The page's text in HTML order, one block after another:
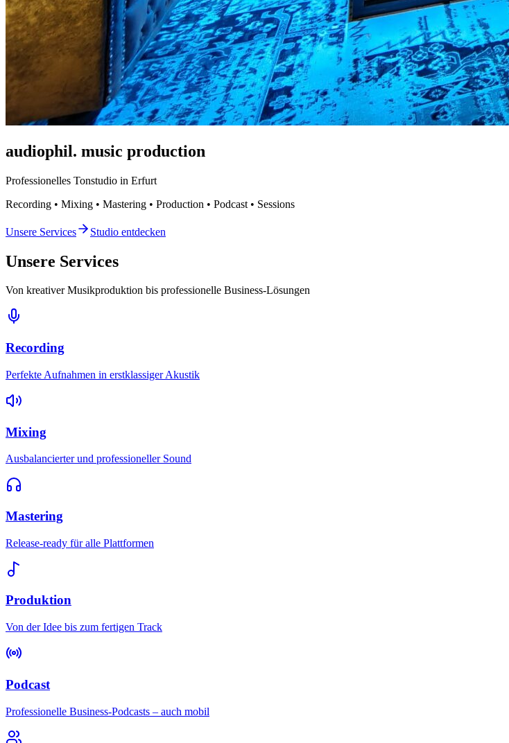
audiophil. music production
Professionelles Tonstudio in Erfurt
Recording • Mixing • Mastering • Production • Podcast • Sessions
Unsere Services Studio entdecken
Unsere Services
Von kreativer Musikproduktion bis professionelle Business-Lösungen
Recording
Perfekte Aufnahmen in erstklassiger Akustik
Mixing
Ausbalancierter und professioneller Sound
Mastering
Release-ready für alle Plattformen
Produktion
Von der Idee bis zum fertigen Track
Podcast
Professionelle Business-Podcasts – auch mobil